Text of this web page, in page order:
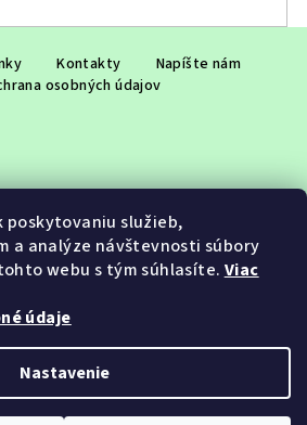
poskytovaniu služieb,
a analýze návštevnosti súbory
webu s tým súhlasíte. Viac
údaje
Nastavenie
Kontakty
Napíšte nám
osobných údajov